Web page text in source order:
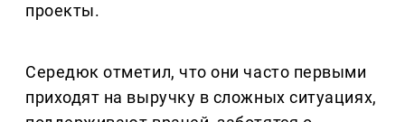
проекты.
Середюк отметил, что они часто первыми
приходят на выручку в сложных ситуациях,